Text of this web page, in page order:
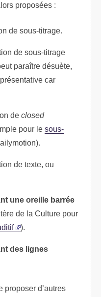
proposées :
de sous-titrage.
de sous-titrage
paraître désuète,
car
de closed
pour le sous-
de texte, ou
une oreille barrée
de la Culture pour
).
des lignes
proposer d’autres